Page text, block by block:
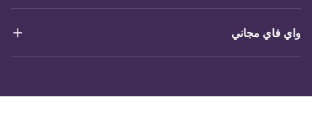
واي فاي مجاني